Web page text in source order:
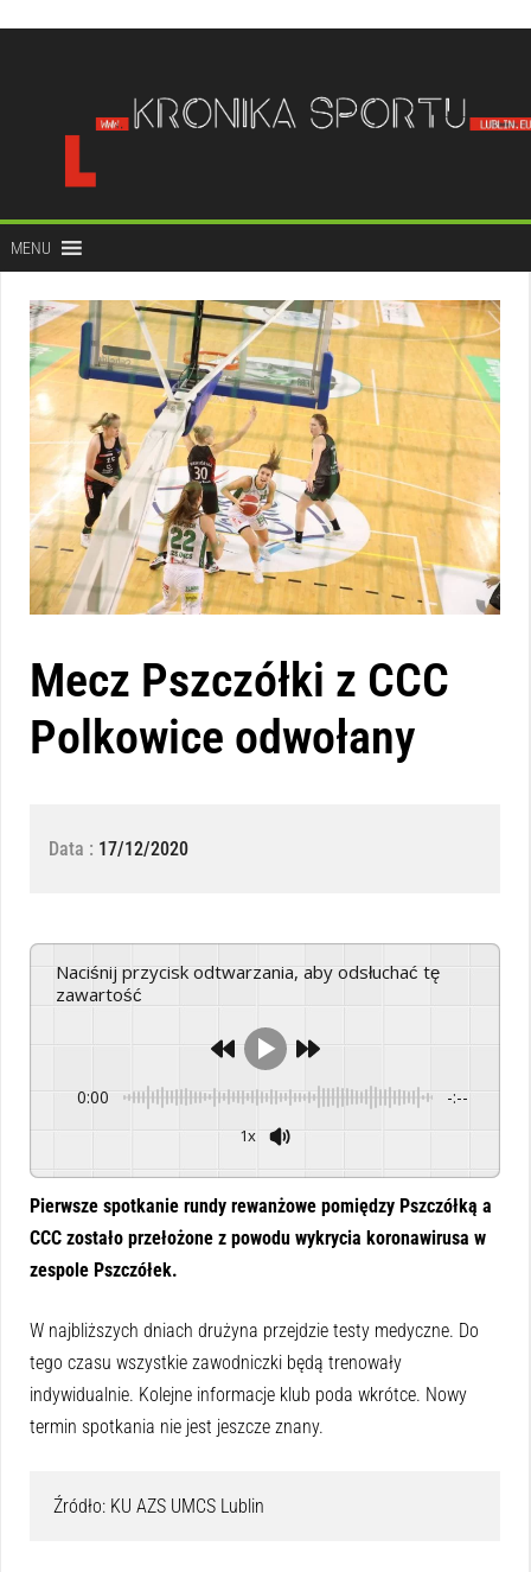
treści
MENU
Mecz Pszczółki z CCC
Polkowice odwołany
Data : 17/12/2020
Naciśnij przycisk odtwarzania, aby odsłuchać tę
zawartość
0:00 -:--
1x
Pierwsze spotkanie rundy rewanżowe pomiędzy Pszczółką a
CCC zostało przełożone z powodu wykrycia koronawirusa w
zespole Pszczółek.
W najbliższych dniach drużyna przejdzie testy medyczne. Do
tego czasu wszystkie zawodniczki będą trenowały
indywidualnie. Kolejne informacje klub poda wkrótce. Nowy
termin spotkania nie jest jeszcze znany.
Źródło: KU AZS UMCS Lublin